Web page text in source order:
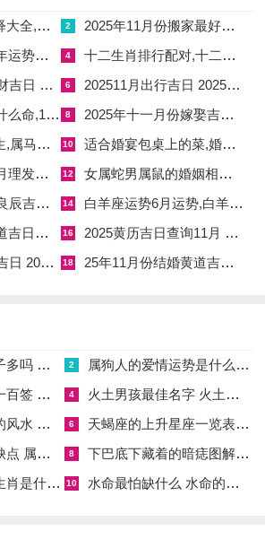
保险柜入宅、电子设备安装
、点燃檀香
量、刀具开封
15时）调试网络
件）
训）
属蛇）
己亥日
床、开市、交易
蛇 | 岁破方位：东北
顺 八字 2 2025年11月份搬家最好吉日 2025年11月最佳的搬家吉日一览表
运势详解女性 4 十二生肖排行配对,十二生肖排行配对表图
财吉日查询 6 202511月出行吉日 202511月出生女取名
生的人属啥 8 2025年十一月份嫁娶吉日 2025年5月1日结婚嫁娶吉日
出生好吗 10 适合婚宴包桌上的菜,婚宴包桌菜品
理发吉日查询 12 女属蛇男属鼠的婚姻相配吗,女属蛇男属鼠的婚姻相配吗好吗
辰吉日查询 14 白羊座运势6月运势,白羊座六月运势2021考试
黄道吉日 16 2025黄历吉日查询11月 2025年黄历12月吉日查询表
佳许愿时间 18 25年11月份结婚黄道吉日 25年11月结婚黄道吉日有哪些呢
测风水 2 属狗人的爱情运势是什么意思 属狗的人爱情观
解签大全 4 火土男孩最佳名字 火土属性的字男孩名字有哪些
什么意思 6 天蝎座的上升星座一览表 天蝎座的上升星座查询
性格爱情观 8 下巴底下藏着的暗痣图解 下巴尖底下有痣代表什么
是指什么生肖 10 水命最怕缺什么 水命的人忌什么